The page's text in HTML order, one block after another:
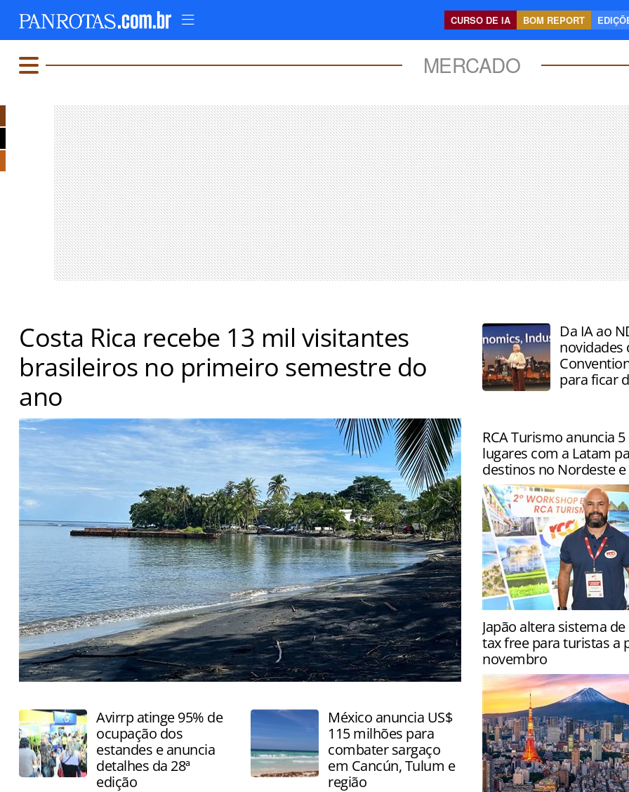
CURSO DE IA BOM REPORT
MERCADO
FIQUE LIGADO
Costa Rica recebe 13 mil visitantes
brasileiros no primeiro semestre do
ano
Da IA ao
novidades
para ficar
RCA Turismo anuncia
lugares com a Latam
destinos no Nordeste e
Parceria também inclui
internacionais, com
Europa, Caribe e América
Japão altera sistema
tax free para turistas a
novembro
Avirrp atinge 95% de
ocupação dos
estandes e anuncia
detalhes da 28ª
edição
México anuncia US$
115 milhões para
combater sargaço
em Cancún, Tulum e
região